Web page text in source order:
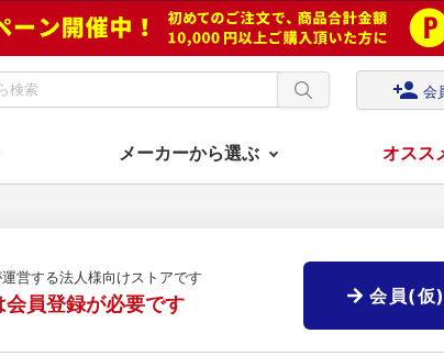
person_add 会
メーカーから選ぶ オスス
営する法人様向けストアです
会員登録が必要です 会員(仮